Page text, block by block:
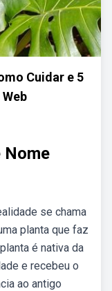
Cuidar e 5
Nome
se chama
planta que faz
é nativa da
e recebeu o
ao antigo